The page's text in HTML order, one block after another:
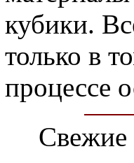
кубики.
только в
процессе
Свежие